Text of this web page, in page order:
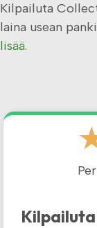
Kilpailuta
laina usean
lisää.